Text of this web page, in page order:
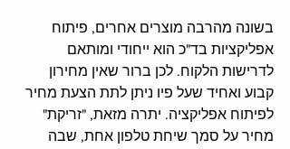
בשונה מהרבה מוצרים אחרים, פיתוח
אפליקציות בד"כ הוא ייחודי ומותאם
לדרישות הלקוח. לכן ברור שאין מחירון
קבוע ואחיד שעל פיו ניתן לתת הצעת מחיר
לפיתוח אפליקציה. יתרה מזאת, "זריקת"
מחיר על סמך שיחת טלפון אחת, שבה